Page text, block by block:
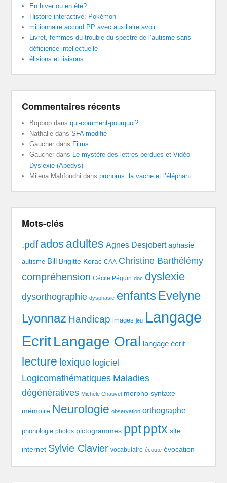
En hiver ou en été?
Histoire interactive: Pokémon
millionnaire accord PP avec auxiliaire avoir
Livret, femmes du trouble du spectre de l’autisme sans
déficience intellectuelle
élisions et liaisons
Commentaires récents
Bopbop dansqui-comment-pourquoi?
Nathalie dansSFA modifié
Gaucher dans Films
Gaucher dans Le mystère des lettres perdues et Vidéo
Dyslexie (Apedys)
Milena Mahfoudhi danspronoms: la vache et l’éléphant
Mots-clés
.pdf ados adultes Agnes Desjobert aphasie
autisme Bill Brigitte Korac CAA Christine Barthélémy
compréhension Cécile Péguin doc dyslexie
dysorthographie dysphasie enfants Evelyne
Lyonnaz Handicap images jeu Langage
EcritLangage Oral langage écrit
lecture lexique logiciel
Logicomathématiques Maladies
dégénératives Michèle Chauvel morpho syntaxe
mémoire Neurologie observation orthographe
phonologie photos pictogrammes pptpptx site
internet Sylvie Clavier vocabulaire écoute évocation